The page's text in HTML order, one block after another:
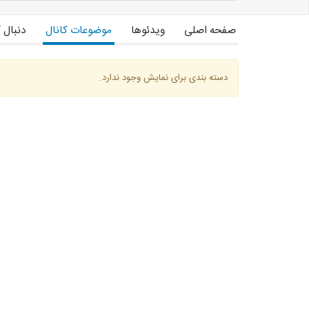
در لحظه ای که عکس کارها میبینید مواردی که قیمت انها رو میخواهید
صفحه اینستگرام
صفحه اصلی ویدئوها موضوعات کانال
دسته بندی برای نمایش وجود ندارد.